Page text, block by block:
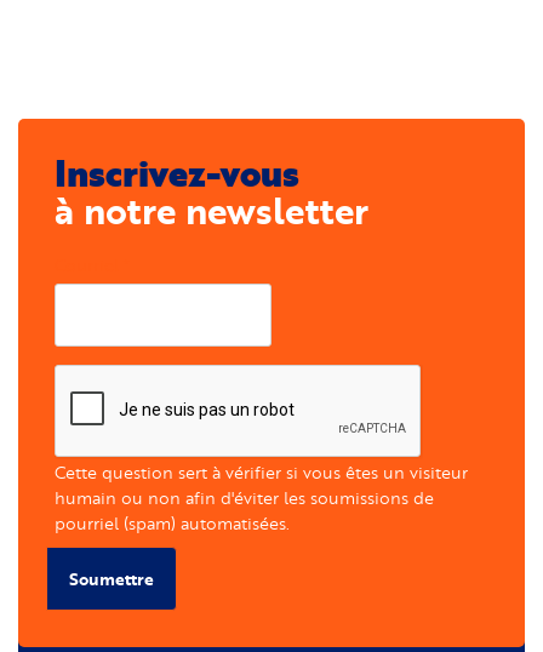
Inscrivez-vous
à notre newsletter
Cette question sert à vérifier si vous êtes un visiteur
humain ou non afin d'éviter les soumissions de
pourriel (spam) automatisées.
Soumettre